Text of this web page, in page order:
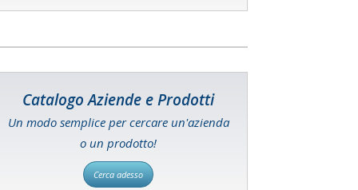
Catalogo Aziende e Prodotti
Un modo semplice per cercare un'azienda
o un prodotto!
Cerca adesso